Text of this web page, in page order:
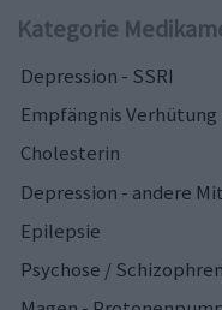
Kategorie
Depression - SSRI
Empfängnis Verhütung
Cholesterin
Depression - andere
Epilepsie
Psychose /